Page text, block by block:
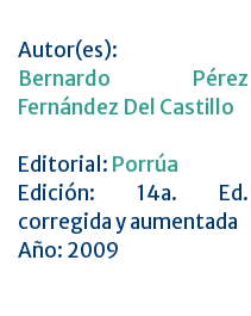
Autor(es):
Bernardo Pérez
Fernández Del Castillo
Editorial: Porrúa
Edición: 14a. Ed.
corregida y aumentada
Año: 2009